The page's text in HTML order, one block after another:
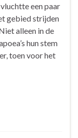
een paar
gebied strijden
alleen in de
hun stem
toen voor het